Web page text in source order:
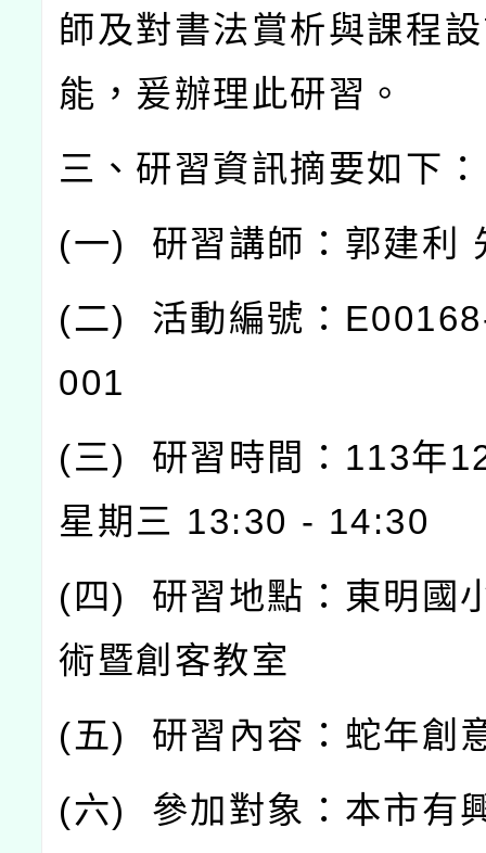
師及對書法賞析與課程
能，爰辦理此研習。
三、研習資訊摘要如下：
(一) 研習講師：郭建利
(二) 活動編號：
001
(三) 研習時間： 113年
星期三 13:30 - 14:30
( 四) 研習地點：東明國
術暨創客教室
(五) 研習內容：蛇年創
(六) 參加對象：本市有